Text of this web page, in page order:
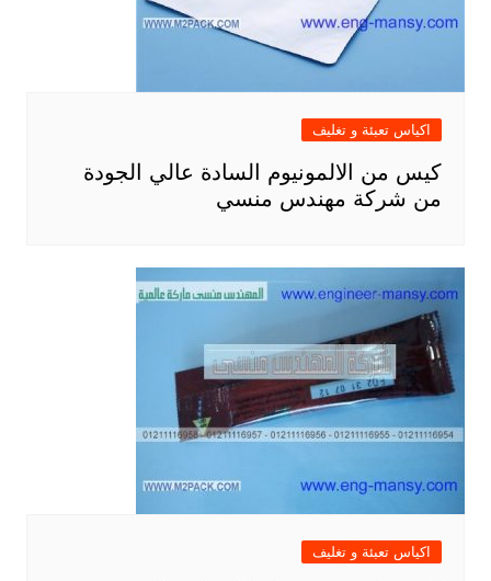
اكياس تعبئة و تغليف
كيس من الالمونيوم السادة عالي الجودة
من شركة مهندس منسي
اكياس تعبئة و تغليف